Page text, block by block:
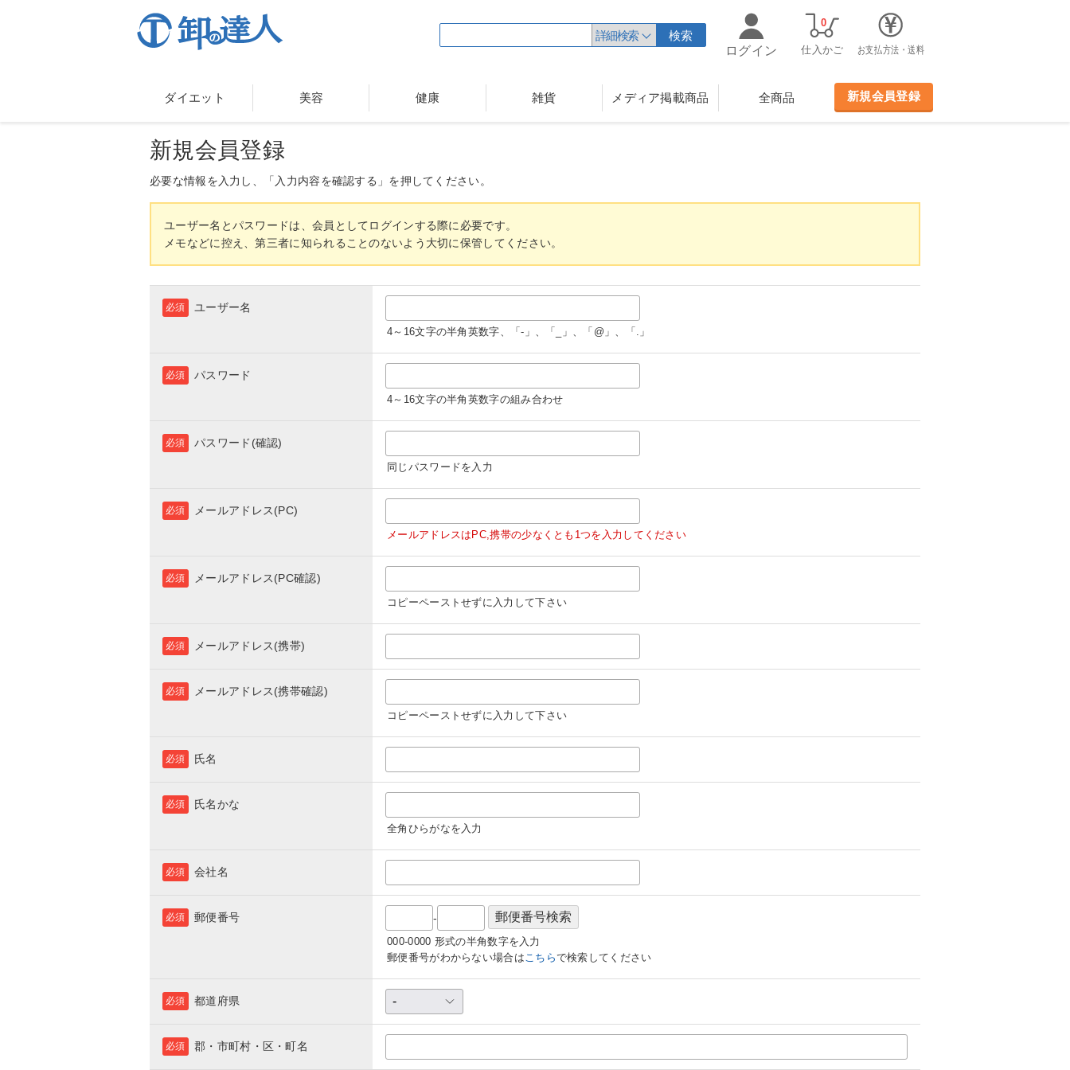
詳細検索
検索
ログイン
仕入かご
0
お支払方法・送料
ダイエット 美容 健康 雑貨 メディア掲載商品 全商品 新規会員登録
新規会員登録
必要な情報を入力し、「入力内容を確認する」を押してください。
ユーザー名とパスワードは、会員としてログインする際に必要です。
メモなどに控え、第三者に知られることのないよう大切に保管してください。
ユーザー名
必須
4～16文字の半角英数字、「-」、「_」、「@」、「.」
パスワード
必須
4～16文字の半角英数字の組み合わせ
パスワード(確認)
必須
同じパスワードを入力
メールアドレス(PC)
必須
メールアドレスはPC,携帯の少なくとも1つを入力してください
メールアドレス(PC確認)
必須
コピーペーストせずに入力して下さい
メールアドレス(携帯)
必須
メールアドレス(携帯確認)
必須
コピーペーストせずに入力して下さい
氏名
必須
氏名かな
必須
全角ひらがなを入力
会社名
必須
郵便番号
必須 -
000-0000 形式の半角数字を入力
郵便番号がわからない場合はこちらで検索してください
都道府県
必須
郡・市町村・区・町名
必須